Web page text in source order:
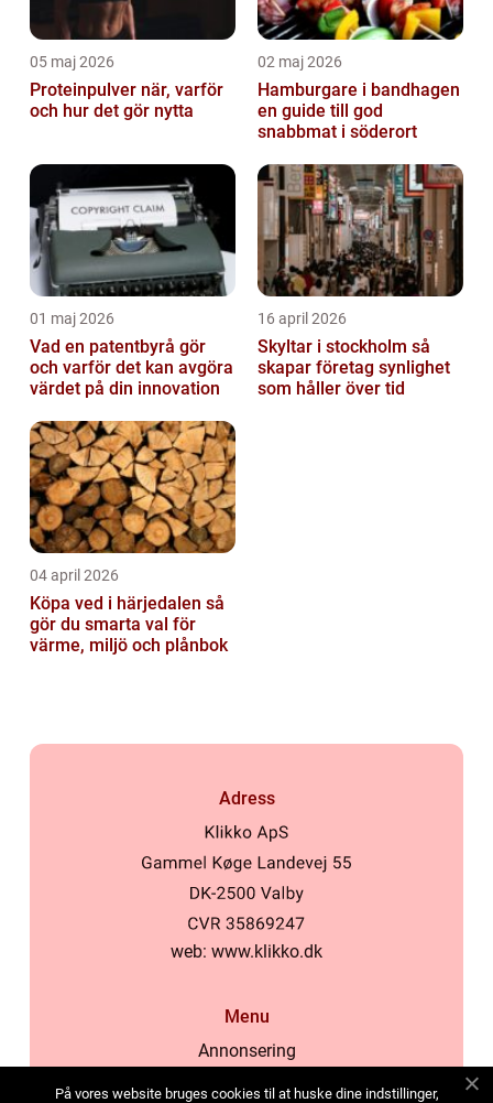
05 maj 2026
Proteinpulver när, varför
och hur det gör nytta
02 maj 2026
Hamburgare i bandhagen
en guide till god
snabbmat i söderort
01 maj 2026
Vad en patentbyrå gör
och varför det kan avgöra
värdet på din innovation
16 april 2026
Skyltar i stockholm så
skapar företag synlighet
som håller över tid
04 april 2026
Köpa ved i härjedalen så
gör du smarta val för
värme, miljö och plånbok
Adress
web: www.klikko.dk
Menu
Annonsering
På vores website bruges cookies til at huske dine indstillinger,